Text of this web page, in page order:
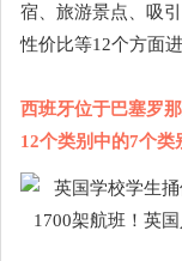
宿、旅游景点、吸
性价比等12个方面
西班牙位于巴塞罗
12个类别中的7个类